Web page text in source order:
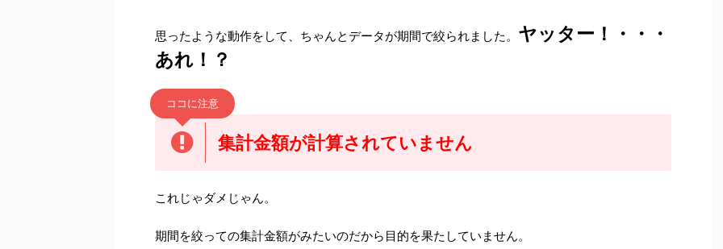
思ったような動作をして、ちゃんとデータが期間で絞られました。 ヤッター！・・・
あれ！？
ココに注意
集計金額が計算されていません
これじゃダメじゃん。
期間を絞っての集計金額がみたいのだから目的を果たしていません。